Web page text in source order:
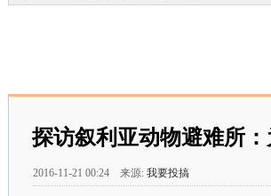
探访叙利亚动物避难所
2016-11-21 00:24 来源: 我要投搞